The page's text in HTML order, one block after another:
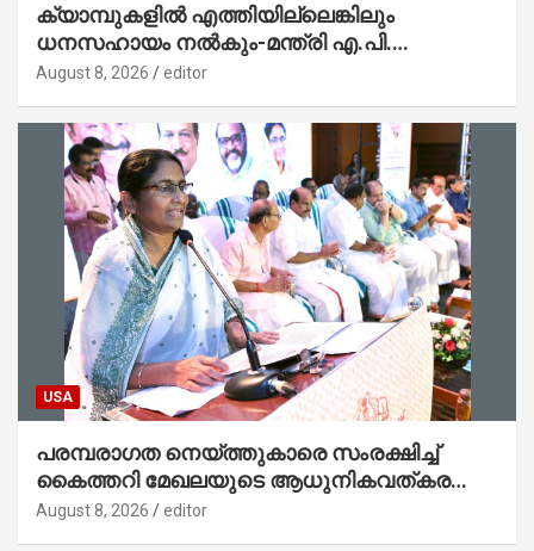
ക്യാമ്പുകളിൽ എത്തിയില്ലെങ്കിലും
ധനസഹായം നൽകും-മന്ത്രി എ.പി.
അനിൽകുമാർ
August 8, 2026 editor
USA
പരമ്പരാഗത നെയ്ത്തുകാരെ സംരക്ഷിച്ച്
കൈത്തറി മേഖലയുടെ ആധുനികവത്കരണം
സാധ്യമാക്കും : ഡെപ്യൂട്ടി സ്പീക്കർ
August 8, 2026 editor